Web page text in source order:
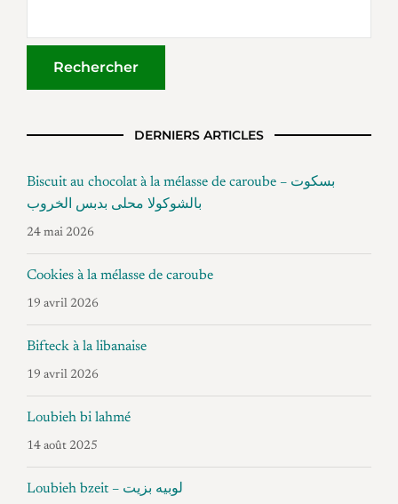
DERNIERS ARTICLES
Biscuit au chocolat à la mélasse de caroube – بسكوت
بالشوكولا محلى بدبس الخروب
24 mai 2026
Cookies à la mélasse de caroube
19 avril 2026
Bifteck à la libanaise
19 avril 2026
Loubieh bi lahmé
14 août 2025
Loubieh bzeit – لوبيه بزيت